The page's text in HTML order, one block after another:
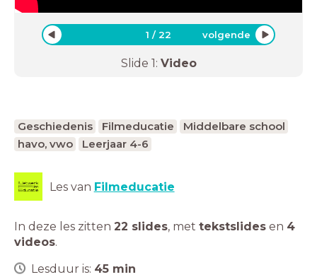
1 /22 volgende
Slide 1: Video
Geschiedenis Filmeducatie
Middelbare school
havo, vwo
Leerjaar 4-6
Les van Filmeducatie
In deze les zitten 22 slides, met tekstslides en 4
videos.
Lesduur is: 45 min